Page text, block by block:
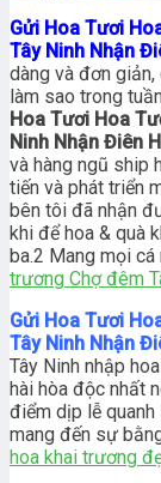
Gửi Hoa Tươi
Tây Ninh Nhận
dàng và đơn
làm sao trong
Hoa Tươi Hoa
Ninh Nhận Điên
và hàng ngũ ship
tiến và phát triển
bên tôi đã nhận
khi để hoa & quà
ba.2 Mang mọi cá
trương Chợ đêm
Gửi Hoa Tươi
Tây Ninh Nhận
Tây Ninh nhập
hài hòa độc nhất
điểm dịp lễ
mang đến sự
hoa khai trương